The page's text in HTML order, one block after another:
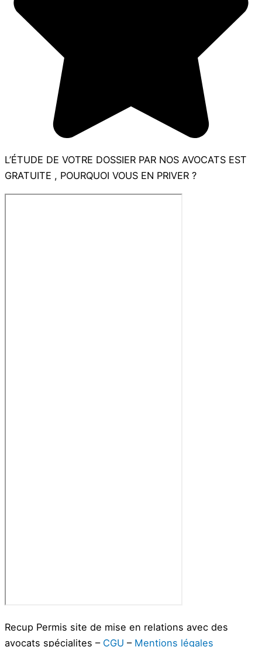
L’ÉTUDE DE VOTRE DOSSIER PAR NOS AVOCATS EST
GRATUITE , POURQUOI VOUS EN PRIVER ?
Recup Permis site de mise en relations avec des
avocats spécialites – CGU – Mentions légales